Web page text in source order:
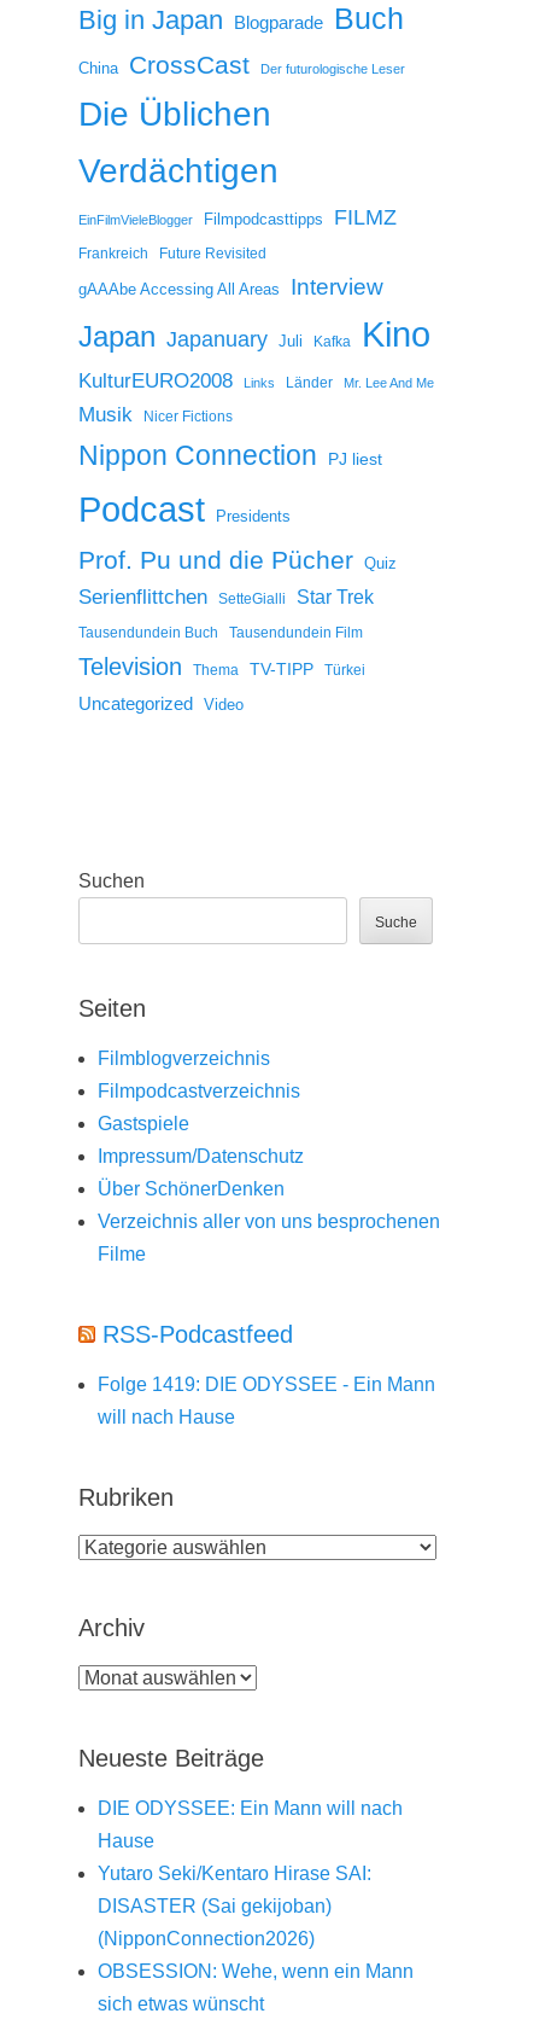
Big in Japan Blogparade Buch
China CrossCast Der futurologische Leser
Die Üblichen
Verdächtigen
EinFilmVieleBlogger Filmpodcasttipps FILMZ
Frankreich Future Revisited
gAAAbe Accessing All Areas Interview
Japan Japanuary Juli Kafka Kino
KulturEURO2008 Links Länder Mr. Lee And Me
Musik Nicer Fictions
Nippon Connection PJ liest
Podcast Presidents
Prof. Pu und die Pücher Quiz
Serienflittchen SetteGialli Star Trek
Tausendundein Buch Tausendundein Film
Television Thema TV-TIPP Türkei
Uncategorized Video
Suchen
Suche
Seiten
Filmblogverzeichnis
Filmpodcastverzeichnis
Gastspiele
Impressum/Datenschutz
Über SchönerDenken
Verzeichnis aller von uns besprochenen
Filme
RSS-Podcastfeed
Folge 1419: DIE ODYSSEE - Ein Mann
will nach Hause
Rubriken
Rubriken
Archiv
Archiv
Neueste Beiträge
DIE ODYSSEE: Ein Mann will nach
Hause
Yutaro Seki/Kentaro Hirase SAI:
DISASTER (Sai gekijoban)
(NipponConnection2026)
OBSESSION: Wehe, wenn ein Mann
sich etwas wünscht